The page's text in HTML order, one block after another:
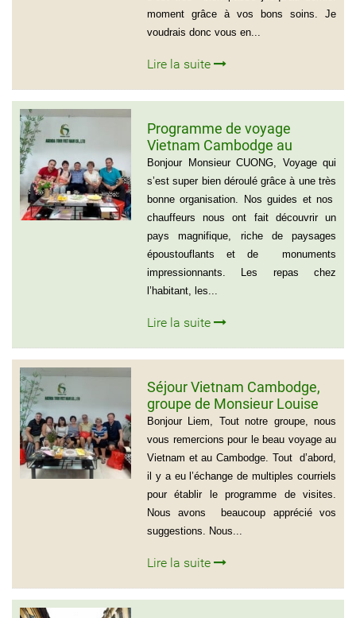
moment grâce à vos bons soins. Je
voudrais donc vous en...
Lire la suite
Programme de voyage
Vietnam Cambodge au
groupe de Madame CATHY et
les amis
Bonjour Monsieur CUONG, Voyage qui
s’est super bien déroulé grâce à une très
bonne organisation. Nos guides et nos
chauffeurs nous ont fait découvrir un
pays magnifique, riche de paysages
époustouflants et de monuments
impressionnants. Les repas chez
l’habitant, les...
Lire la suite
Séjour Vietnam Cambodge,
groupe de Monsieur Louise
De Seve, 3 semaines
Bonjour Liem, Tout notre groupe, nous
vous remercions pour le beau voyage au
Vietnam et au Cambodge. Tout d’abord,
il y a eu l’échange de multiples courriels
pour établir le programme de visites.
Nous avons beaucoup apprécié vos
suggestions. Nous...
Lire la suite